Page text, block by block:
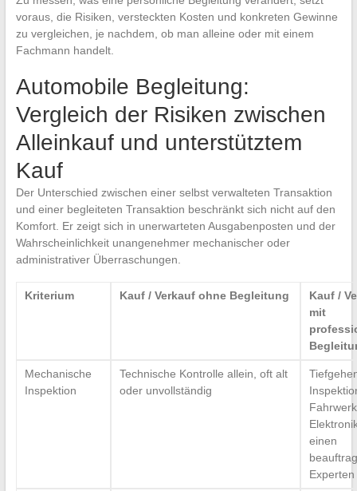
voraus, die Risiken, versteckten Kosten und konkreten Gewinne
zu vergleichen, je nachdem, ob man alleine oder mit einem
Fachmann handelt.
Automobile Begleitung:
Vergleich der Risiken zwischen
Alleinkauf und unterstütztem
Kauf
Der Unterschied zwischen einer selbst verwalteten Transaktion
und einer begleiteten Transaktion beschränkt sich nicht auf den
Komfort. Er zeigt sich in unerwarteten Ausgabenposten und der
Wahrscheinlichkeit unangenehmer mechanischer oder
administrativer Überraschungen.
Kriterium Kauf / Verkauf ohne Begleitung
Kauf /
mit
Mechanische
Inspektion
Technische Kontrolle allein, oft alt
oder unvollständig
einen
Experten